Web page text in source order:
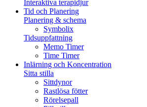
Interaktiva terapidjur
Tid och Planering
Planering & schema
Symbolix
Tidsuppfattning
Memo Timer
Time Timer
Inlärning och Koncentration
Sitta stilla
Sittdynor
Rastlösa fötter
Rörelsepall